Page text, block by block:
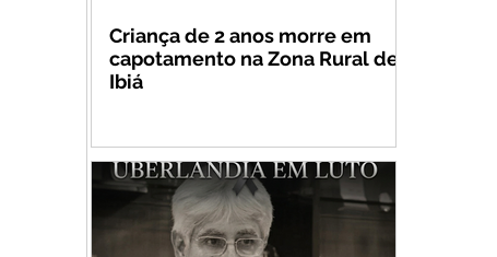
Criança de 2 anos morre em
capotamento na Zona Rural de
Ibiá